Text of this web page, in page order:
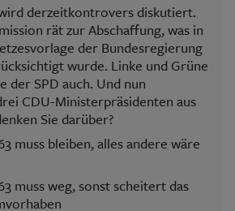
derzeitkontrovers diskutiert.
rät zur Abschaffung, was in
der Bundesregierung
wurde. Linke und Grüne
der SPD auch. Und nun
CDU-Ministerpräsidenten aus
Sie darüber?
muss bleiben, alles andere wäre
muss weg, sonst scheitert das